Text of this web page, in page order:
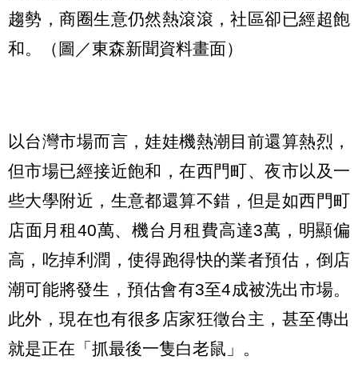
趨勢，商圈生意仍然熱滾滾，社區卻已經超飽
和。（圖／東森新聞資料畫面）
以台灣市場而言，娃娃機熱潮目前還算熱烈，
但市場已經接近飽和，在西門町、夜市以及一
些大學附近，生意都還算不錯，但是如西門町
店面月租40萬、機台月租費高達3萬，明顯偏
高，吃掉利潤，使得跑得快的業者預估，倒店
潮可能將發生，預估會有3至4成被洗出市場。
此外，現在也有很多店家狂徵台主，甚至傳出
就是正在「抓最後一隻白老鼠」。